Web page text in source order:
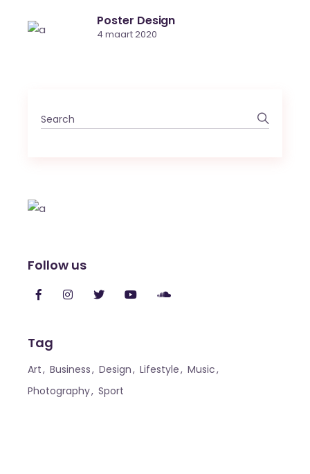
Poster Design
4 maart 2020
Follow us
Tag
Art Business Design Lifestyle
Music
Photography
Sport